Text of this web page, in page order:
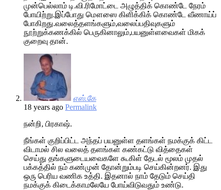
முன்பெல்லாம் டி.வி.ரிமோட்டை அழுத்திக் கொண்டே நேரம்
போயிற்று.இப்போது மௌஸை கிளிக்கிக் கொண்டே வீணாய்ப்
போகிறது.வலைத்தளங்களும்,வலைப்பதிவுகளும்
நூற்றுக்கணக்கில் பெருகினாலும்,பயனுள்ளவைகள் மிகக்
குறைவு தான்.
எஸ்.கே
18 years ago Permalink
நன்றி, பிரகாஷ்.
நீங்கள் குறிப்பிட்ட அந்தப் பயனுள்ள தளங்கள் நமக்குக் கிட்ட
விடாமல் சில வலைத் தளங்கள் கண்கட்டு வித்தைகள்
செய்து தங்களுடையவைகளே கூகிள் தேடல் மூலம் முதல்
பக்கத்தில் நம் கண்முன் தோன்றும்படி செய்கின்றனர். இது
ஒரு பெரிய வணிக உத்தி. இதனால் நாம் தேடும் செய்தி
நமக்குக் கிடைக்காமலேயே போய்விடுவதும் உண்டு.